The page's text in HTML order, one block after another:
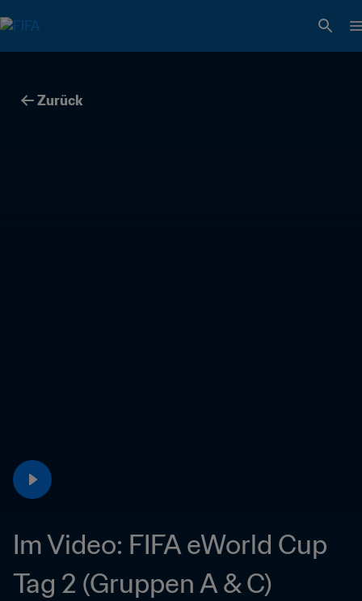
Zurück
Im Video: FIFA eWorld Cup
Tag 2 (Gruppen A & C)